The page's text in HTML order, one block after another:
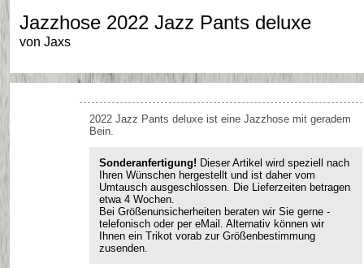
Jazzhose 2022 Jazz Pants deluxe
von Jaxs
2022 Jazz Pants deluxe ist eine Jazzhose mit geradem
Bein.
Sonderanfertigung! Dieser Artikel wird speziell nach
Ihren Wünschen hergestellt und ist daher vom
Umtausch ausgeschlossen. Die Lieferzeiten betragen
etwa 4 Wochen.
Bei Größenunsicherheiten beraten wir Sie gerne -
telefonisch oder per eMail. Alternativ können wir
Ihnen ein Trikot vorab zur Größenbestimmung
zusenden.